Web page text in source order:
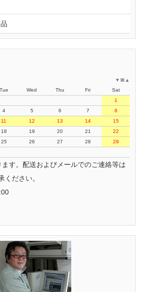
▲
〓
▼
Tue Wed Thu Fri
Sat
1
4 5 6 7
8
11 12 13 14
15
18 19 20 21
22
25 26 27 28
29
す。配送およびメールでのご連絡等は
ください。